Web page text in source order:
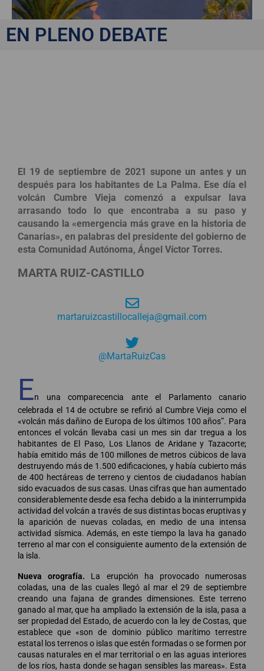
EN PLENO DEBATE
El 19 de septiembre de 2021 supone un antes y un
después para los habitantes de La Palma. Ese día el
volcán Cumbre Vieja comenzó a expulsar lava
arrasando todo lo que encontraba a su paso y
causando la «emergencia más grave en la historia de
Canarias», en palabras del presidente del gobierno de
esta Comunidad Autónoma, Ángel Víctor Torres.
MARTA RUIZ-CASTILLO
martaruizcastillocalleja@gmail.com
@MartaRuizCas
En una comparecencia ante el Parlamento canario
celebrada el 14 de octubre se refirió al Cumbre Vieja como el
«volcán más dañino de Europa de los últimos 100 años”. Para
entonces el volcán llevaba casi un mes sin dar tregua a los
habitantes de El Paso, Los Llanos de Aridane y Tazacorte;
había emitido más de 100 millones de metros cúbicos de lava
destruyendo más de 1.500 edificaciones, y había cubierto más
de 400 hectáreas de terreno y cientos de ciudadanos habían
sido evacuados de sus casas. Unas cifras que han aumentado
considerablemente desde esa fecha debido a la ininterrumpida
actividad del volcán a través de sus distintas bocas eruptivas y
la aparición de nuevas coladas, en medio de una intensa
actividad sísmica. Además, en este tiempo la lava ha ganado
terreno al mar con el consiguiente aumento de la extensión de
la isla.
Nueva orografía. La erupción ha provocado numerosas
coladas, una de las cuales llegó al mar el 29 de septiembre
creando una fajana de grandes dimensiones. Este terreno
ganado al mar, que ha ampliado la extensión de la isla, pasa a
ser propiedad del Estado, de acuerdo con la ley de Costas, que
establece que «son de dominio público marítimo terrestre
estatal los terrenos o islas que estén formadas o se formen por
causas naturales en el mar territorial o en las aguas interiores
de los ríos, hasta donde se hagan sensibles las mareas». Esta